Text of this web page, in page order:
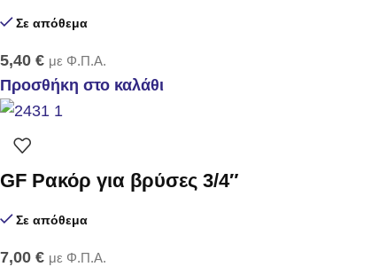
Σε απόθεμα
5,40 € με Φ.Π.Α.
Προσθήκη στο καλάθι
GF Ρακόρ για βρύσες 3/4″
Σε απόθεμα
7,00 € με Φ.Π.Α.